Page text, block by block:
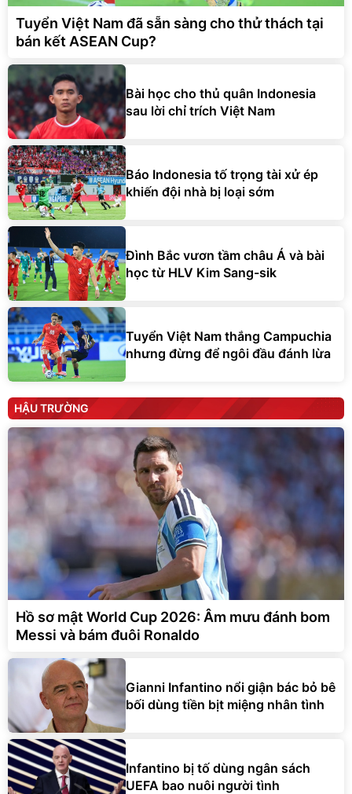
Tuyển Việt Nam đã sẵn sàng cho thử thách tại
bán kết ASEAN Cup?
Bài học cho thủ quân Indonesia
sau lời chỉ trích Việt Nam
Báo Indonesia tố trọng tài xử ép
khiến đội nhà bị loại sớm
Đình Bắc vươn tầm châu Á và bài
học từ HLV Kim Sang-sik
Tuyển Việt Nam thắng Campuchia
nhưng đừng để ngôi đầu đánh lừa
HẬU TRƯỜNG
Hồ sơ mật World Cup 2026: Âm mưu đánh bom
Messi và bám đuôi Ronaldo
Gianni Infantino nổi giận bác bỏ bê
bối dùng tiền bịt miệng nhân tình
Infantino bị tố dùng ngân sách
UEFA bao nuôi người tình